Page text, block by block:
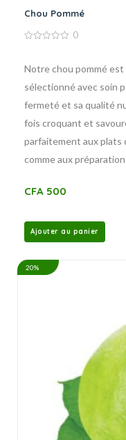
Chou Pommé
5
0
Notre chou pommé
sélectionné avec soin
fermeté et sa qualité
fois croquant et
parfaitement aux plats
comme aux
CFA 500
Ajouter au panier
20%